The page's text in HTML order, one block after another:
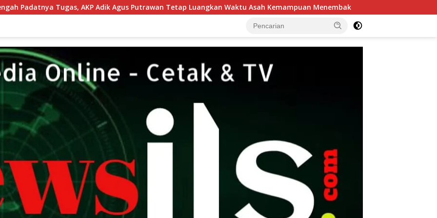
Agus Putrawan Tetap Luangkan Waktu Asah Kemampuan Menembak Patroli Harkamtibmas Polsek Tarik Perketat